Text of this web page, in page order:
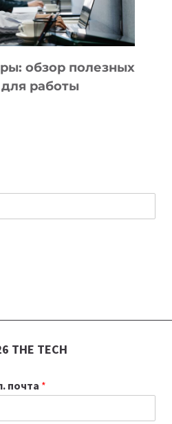
обзор полезных
работы
THE TECH
почта *